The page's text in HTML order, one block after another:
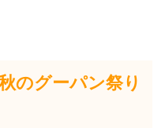
のグーパン祭り